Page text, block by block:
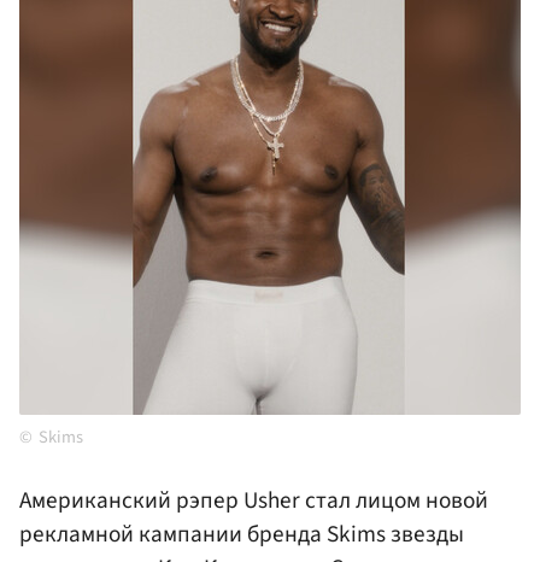
Skims
Американский рэпер Usher стал лицом новой
рекламной кампании бренда Skims звезды